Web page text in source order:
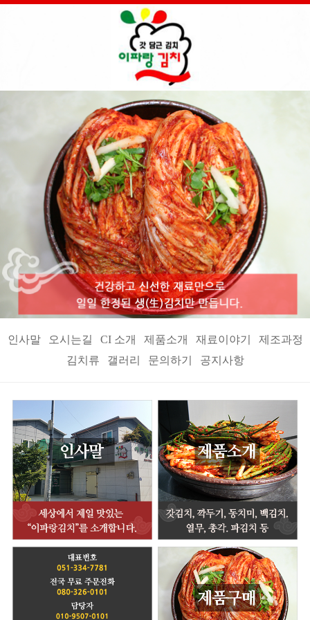
인사말 오시는길 CI 소개 제품소개 재료이야기
제조과정
김치류
갤러리 문의하기 공지사항